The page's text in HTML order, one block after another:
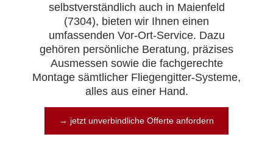
selbstverständlich auch in Maienfeld
(7304), bieten wir Ihnen einen
umfassenden Vor-Ort-Service. Dazu
gehören persönliche Beratung, präzises
Ausmessen sowie die fachgerechte
Montage sämtlicher Fliegengitter-Systeme,
alles aus einer Hand.
→ jetzt unverbindliche Offerte anfordern